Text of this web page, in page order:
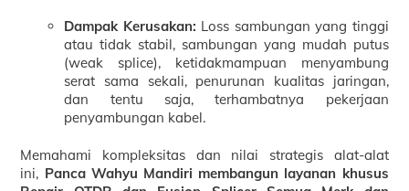
Dampak Kerusakan: Loss sambungan yang tinggi
atau tidak stabil, sambungan yang mudah putus
(weak splice), ketidakmampuan menyambung
serat sama sekali, penurunan kualitas jaringan,
dan tentu saja, terhambatnya pekerjaan
penyambungan kabel.
Memahami kompleksitas dan nilai strategis alat-alat
ini, Panca Wahyu Mandiri membangun layanan khusus